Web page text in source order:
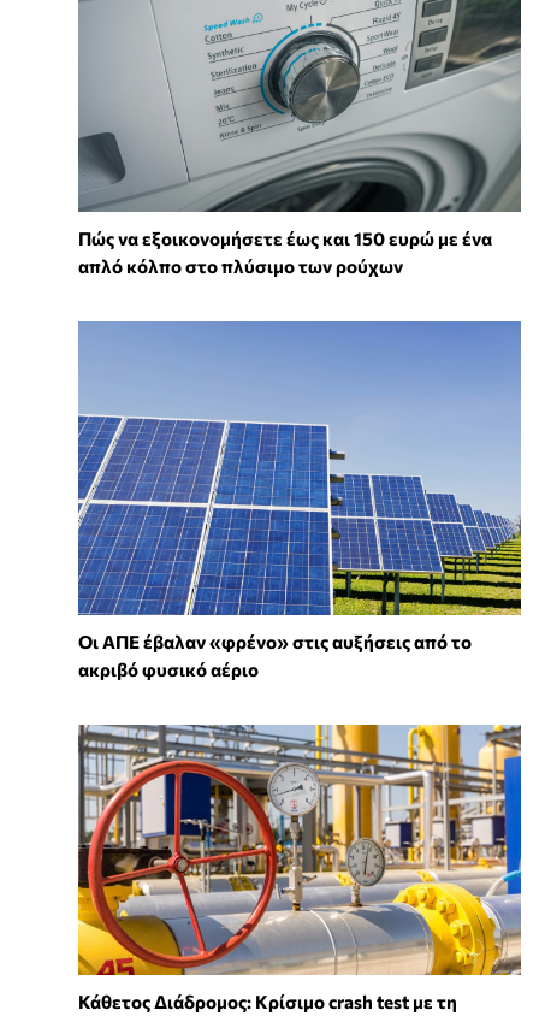
Πώς να εξοικονομήσετε έως και 150 ευρώ με ένα
απλό κόλπο στο πλύσιμο των ρούχων
Οι ΑΠΕ έβαλαν «φρένο» στις αυξήσεις από το
ακριβό φυσικό αέριο
Κάθετος Διάδρομος: Κρίσιμο crash test με τη